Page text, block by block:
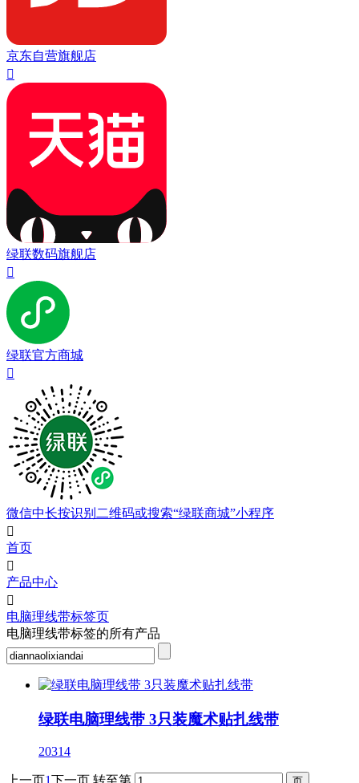
京东自营旗舰店

绿联数码旗舰店

绿联官方商城

微信中长按识别二维码或搜索“绿联商城”小程序

首页

产品中心

电脑理线带标签页
电脑理线带标签的所有产品
绿联电脑理线带 3只装魔术贴扎线带
20314